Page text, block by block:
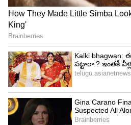
ముద్దుగుమ్మ నటిస్తున్న
‘సరిపోదా శనివారం’ (Saripodaa
రూపుదిద్దుకుంటోంది.
5
6